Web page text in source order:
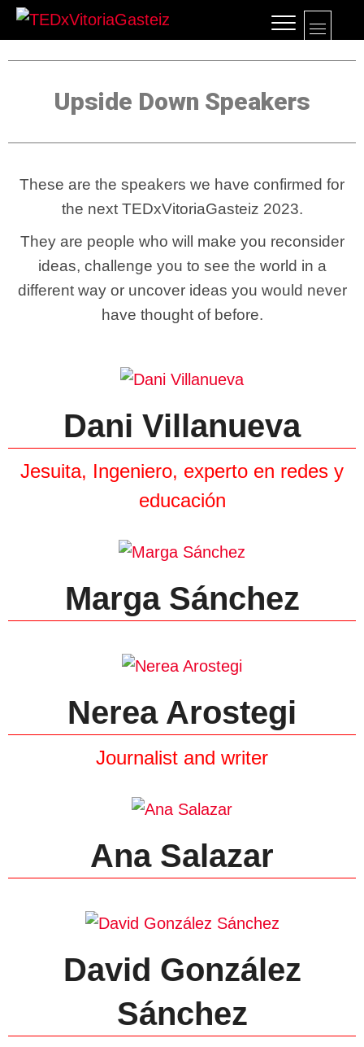
TEDxVitoriaGasteiz
TEDXVITORIAGASTEIZ, IDEAS QUE
LO CAMBIAN TODO
M
u
u
t
n
Upside Down Speakers
These are the speakers we have confirmed for
the next TEDxVitoriaGasteiz 2023.
They are people who will make you reconsider
ideas, challenge you to see the world in a
different way or uncover ideas you would never
have thought of before.
Dani Villanueva
Jesuita, Ingeniero, experto en redes y
educación
Marga Sánchez
Nerea Arostegi
Journalist and writer
Ana Salazar
David González
Sánchez